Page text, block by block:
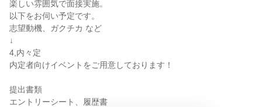
楽しい雰囲気で面接実施。
以下をお伺い予定です。
志望動機、ガクチカ など
↓
4,内々定
内定者向けイベントをご用意しております！
提出書類
エントリーシート、履歴書